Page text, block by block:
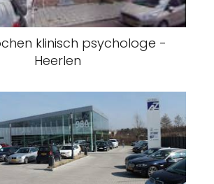
klinisch psychologe -
Heerlen